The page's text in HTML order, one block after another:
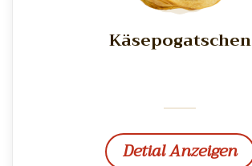
Käsepogatschen
Detial Anzeigen